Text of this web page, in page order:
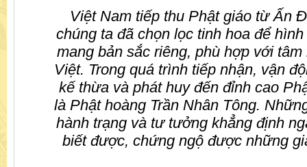
Việt Nam tiếp thu Phật giáo từ Ấn
chúng ta đã chọn lọc tinh hoa để
mang bản sắc riêng, phù hợp với
Việt. Trong quá trình tiếp nhận, vận
kế thừa và phát huy đến đỉnh cao
là Phật hoàng Trần Nhân Tông.
hành trạng và tư tưởng khẳng định
biết được, chứng ngộ được những